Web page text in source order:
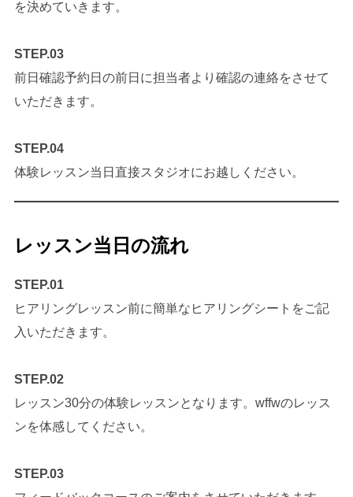
を決めていきます。
STEP.03
前日確認予約日の前日に担当者より確認の連絡をさせて
いただきます。
STEP.04
体験レッスン当日直接スタジオにお越しください。
レッスン当日の流れ
STEP.01
ヒアリングレッスン前に簡単なヒアリングシートをご記
入いただきます。
STEP.02
レッスン30分の体験レッスンとなります。wffwのレッス
ンを体感してください。
STEP.03